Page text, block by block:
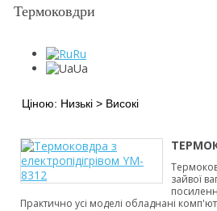
Термоковдри
Ru
Ua
зайвої
Практично усі моделі обладнані